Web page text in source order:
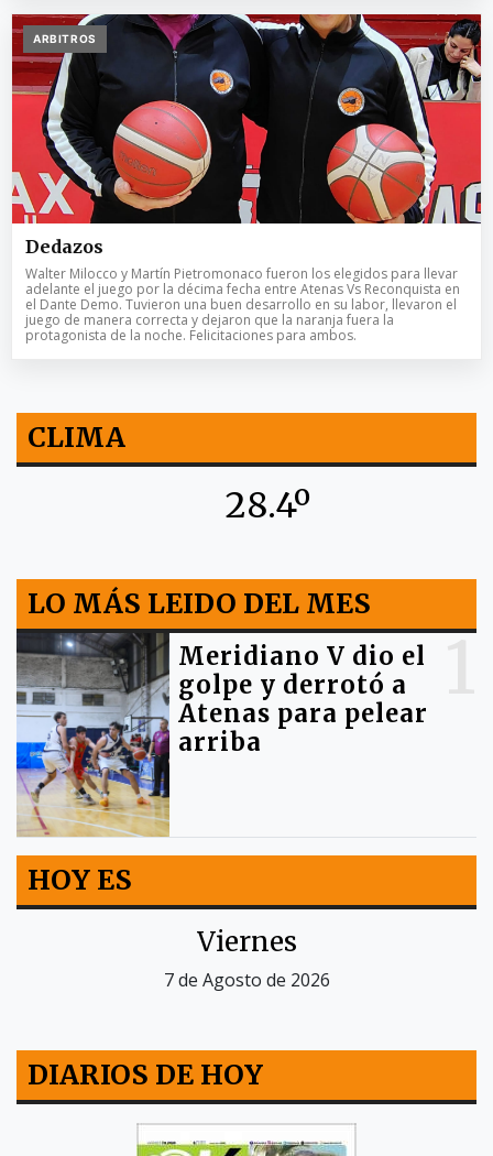
ARBITROS
Dedazos
Walter Milocco y Martín Pietromonaco fueron los elegidos para llevar
adelante el juego por la décima fecha entre Atenas Vs Reconquista en
el Dante Demo. Tuvieron una buen desarrollo en su labor, llevaron el
juego de manera correcta y dejaron que la naranja fuera la
protagonista de la noche. Felicitaciones para ambos.
CLIMA
28.4º
LO MÁS LEIDO DEL MES
Meridiano V dio el
golpe y derrotó a
Atenas para pelear
arriba
HOY ES
Viernes
7 de Agosto de 2026
DIARIOS DE HOY